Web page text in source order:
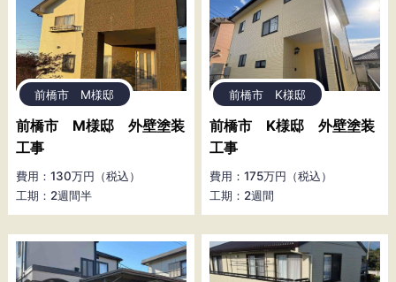
前橋市 M様邸
前橋市 M様邸 外壁塗装
工事
費用：130万円（税込）
工期：2週間半
前橋市 K様邸
前橋市 K様邸 外壁塗装
工事
費用：175万円（税込）
工期：2週間